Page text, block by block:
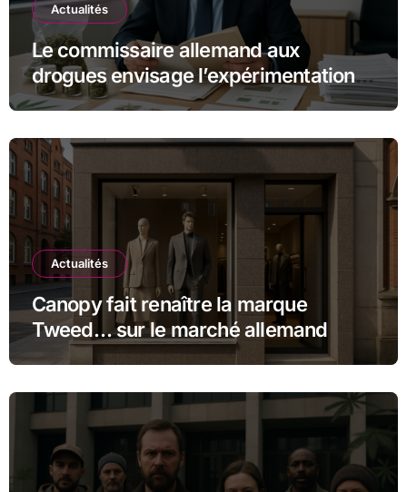
Actualités
Le commissaire allemand aux
drogues envisage l’expérimentation
des magasins pilotes de cannabis
Actualités
Canopy fait renaître la marque
Tweed… sur le marché allemand